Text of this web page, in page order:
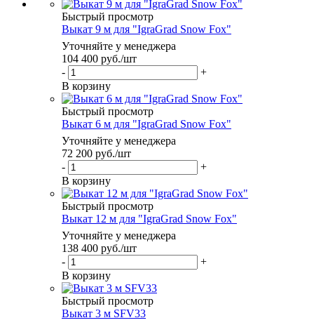
Быстрый просмотр
Выкат 9 м для "IgraGrad Snow Fox"
Уточняйте у менеджера
104 400 руб./шт
-
+
В корзину
Быстрый просмотр
Выкат 6 м для "IgraGrad Snow Fox"
Уточняйте у менеджера
72 200 руб./шт
-
+
В корзину
Быстрый просмотр
Выкат 12 м для "IgraGrad Snow Fox"
Уточняйте у менеджера
138 400 руб./шт
-
+
В корзину
Быстрый просмотр
Выкат 3 м SFV33